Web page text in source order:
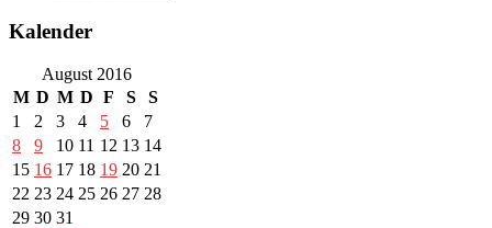
Kalender
August 2016
M D M D F S
S
1
2 3 4 5 6
7
8
9 10 11 12 13 14
15 16 17 18 19 20 21
22 23 24 25 26 27 28
29 30 31